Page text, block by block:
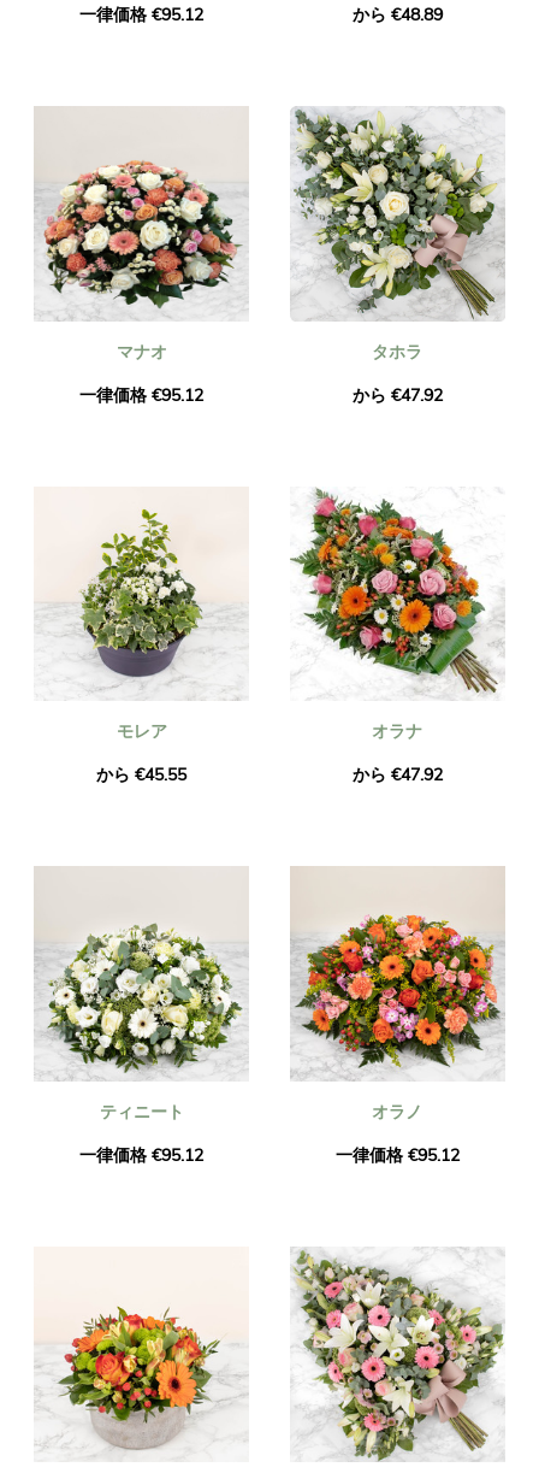
一律価格 €95.12
から €48.89
マナオ
一律価格 €95.12
タホラ
から €47.92
モレア
から €45.55
オラナ
から €47.92
ティニート
一律価格 €95.12
オラノ
一律価格 €95.12